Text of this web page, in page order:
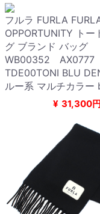
フルラ FURLA
OPPORTUNITY トー
グ ブランド バッグ
WB00352 AX0777
TDE00TONI BLU
ルー系 マルチカラー
¥ 31,300円